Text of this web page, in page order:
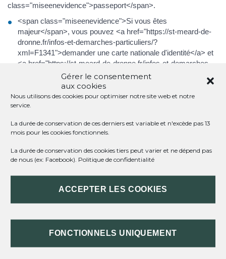
Gérer le consentement
aux cookies
Nous utilisons des cookies pour optimiser notre site web et notre
service.
La durée de conservation de ces derniers est variable et n'excède pas 13
mois pour les cookies fonctionnels.
La durée de conservation des cookies tiers peut varier et ne dépend pas
de nous (ex: Facebook). Politique de confidentialité
ACCEPTER LES COOKIES
FONCTIONNELS UNIQUEMENT
class="miseenevidence">passeport</span>.
<span class="miseenevidence">Si vous êtes
majeur</span>, vous pouvez <a href="https://st-meard-de-
dronne.fr/infos-et-demarches-particuliers/?
xml=F1341">demander une carte nationale d'identité</a> et
<a href="https://st-meard-de-dronne.fr/infos-et-demarches-
particuliers/?xml=F14929">un passeport</a>.
<span class="miseenevidence">Si vos enfants deviennent
Français en même temps que vous</span>, vous pouvez
demander une <a href="https://st-meard-de-dronne.fr/infos-
d'identité</a> et <a href="https://st-meard-de-dronne.fr/infos-
et-demarches-particuliers/?xml=F14930">un passeport</a>
pour chacun d'eux.
Si vous êtes devenu Français <span
class="miseenevidence">entre 16 et 25 ans</span>, vous
devez <span class="miseenevidence">vous faire </span><a
particuliers/?xml=F870">recenser</a> dans le mois qui suit